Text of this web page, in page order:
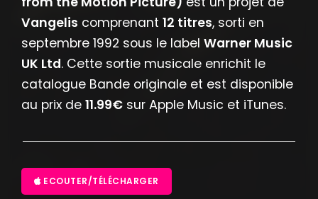
Vangelis comprenant 12 titres, sorti en
septembre 1992 sous le label Warner Music
UK Ltd. Cette sortie musicale enrichit le
catalogue Bande originale et est disponible
au prix de 11.99€ sur Apple Music et iTunes.
ECOUTER/TÉLÉCHARGER